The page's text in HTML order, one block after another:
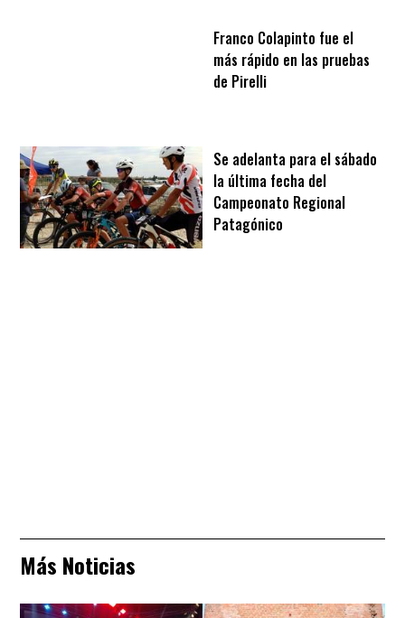
Franco Colapinto fue el
más rápido en las pruebas
de Pirelli
Se adelanta para el sábado
la última fecha del
Campeonato Regional
Patagónico
Más Noticias